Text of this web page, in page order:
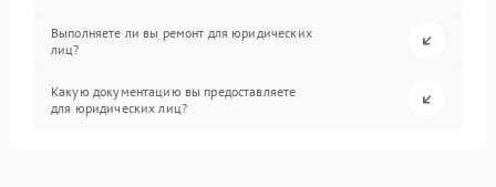
Выполняете ли вы ремонт для юридических
лиц?
Какую документацию вы предоставляете
для юридических лиц?